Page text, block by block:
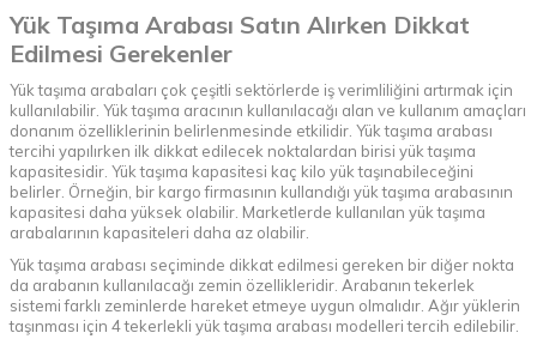
Yük Taşıma Arabası Satın Alırken Dikkat
Edilmesi Gerekenler
Yük taşıma arabaları çok çeşitli sektörlerde iş verimliliğini artırmak için
kullanılabilir. Yük taşıma aracının kullanılacağı alan ve kullanım amaçları
donanım özelliklerinin belirlenmesinde etkilidir. Yük taşıma arabası
tercihi yapılırken ilk dikkat edilecek noktalardan birisi yük taşıma
kapasitesidir. Yük taşıma kapasitesi kaç kilo yük taşınabileceğini
belirler. Örneğin, bir kargo firmasının kullandığı yük taşıma arabasının
kapasitesi daha yüksek olabilir. Marketlerde kullanılan yük taşıma
arabalarının kapasiteleri daha az olabilir.
Yük taşıma arabası seçiminde dikkat edilmesi gereken bir diğer nokta
da arabanın kullanılacağı zemin özellikleridir. Arabanın tekerlek
sistemi farklı zeminlerde hareket etmeye uygun olmalıdır. Ağır yüklerin
taşınması için 4 tekerlekli yük taşıma arabası modelleri tercih edilebilir.